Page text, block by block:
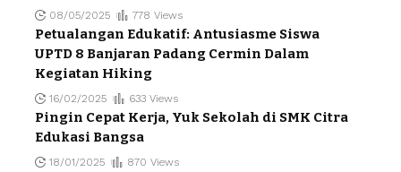
08/05/2025 778 Views
Petualangan Edukatif: Antusiasme Siswa
UPTD 8 Banjaran Padang Cermin Dalam
Kegiatan Hiking
16/02/2025 633 Views
Pingin Cepat Kerja, Yuk Sekolah di SMK Citra
Edukasi Bangsa
18/01/2025 870 Views